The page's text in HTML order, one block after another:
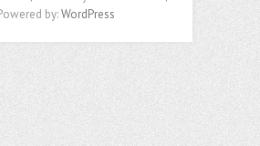
by:WordPress